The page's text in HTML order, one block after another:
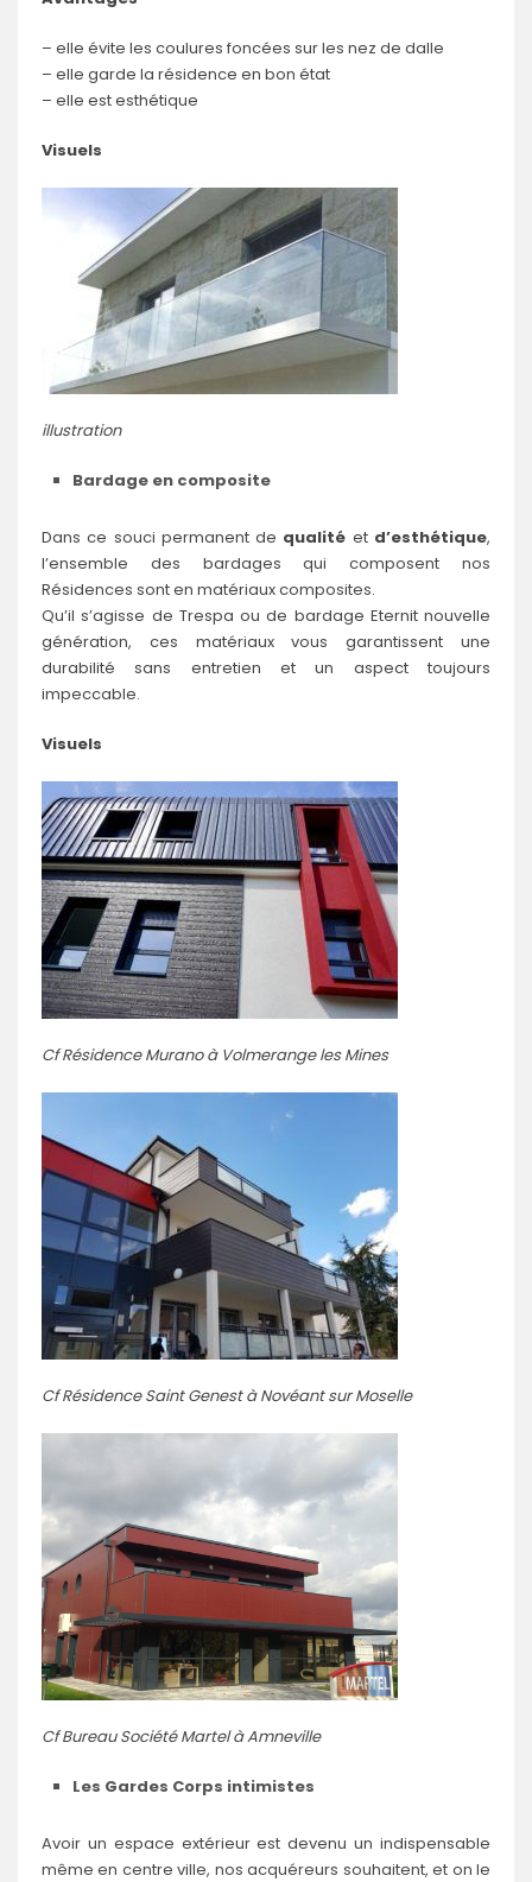
– elle évite les coulures foncées sur les nez de dalle
– elle garde la résidence en bon état
– elle est esthétique
Visuels
illustration
Bardage en composite
Dans ce souci permanent de qualité et d’esthétique,
l’ensemble des bardages qui composent nos
Résidences sont en matériaux composites.
Qu’il s’agisse de Trespa ou de bardage Eternit nouvelle
génération, ces matériaux vous garantissent une
durabilité sans entretien et un aspect toujours
impeccable.
Visuels
Cf Résidence Murano à Volmerange les Mines
Cf Résidence Saint Genest à Novéant sur Moselle
Cf Bureau Société Martel à Amneville
Les Gardes Corps intimistes
Avoir un espace extérieur est devenu un indispensable
même en centre ville, nos acquéreurs souhaitent, et on le